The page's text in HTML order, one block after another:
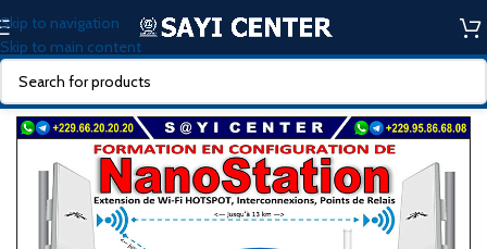
Skip to navigation
Skip to main content